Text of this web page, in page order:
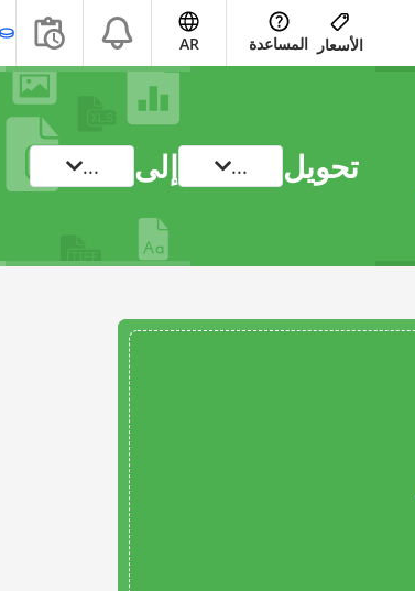
الأسعار المساعدة AR
تحويل ... إلى ...